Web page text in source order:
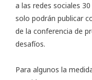
a las redes sociales
solo podrán publicar
de la conferencia de
desafíos.
Para algunos la